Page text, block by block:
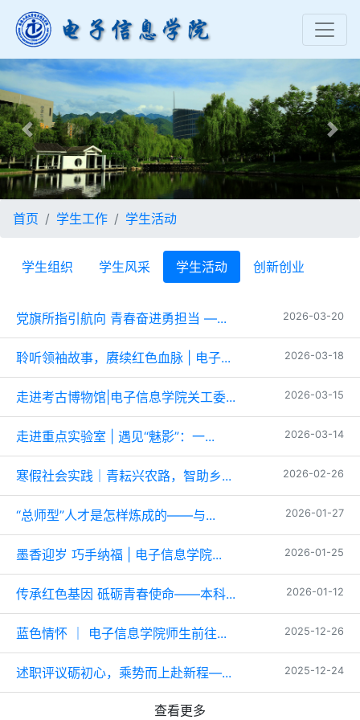
Previous Next
首页 学生工作 学生活动
学生组织 学生风采 学生活动 创新创业
党旗所指引航向 青春奋进勇担当 —... 2026-03-20
聆听领袖故事，赓续红色血脉 | 电子... 2026-03-18
走进考古博物馆|电子信息学院关工委... 2026-03-15
走进重点实验室 | 遇见“魅影”：一... 2026-03-14
寒假社会实践｜青耘兴农路，智助乡... 2026-02-26
“总师型”人才是怎样炼成的——与... 2026-01-27
墨香迎岁 巧手纳福 | 电子信息学院... 2026-01-25
传承红色基因 砥砺青春使命——本科... 2026-01-12
蓝色情怀 ｜ 电子信息学院师生前往... 2025-12-26
述职评议砺初心，乘势而上赴新程—... 2025-12-24
查看更多